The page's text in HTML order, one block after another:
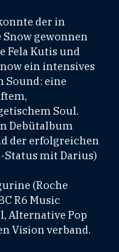
der in
gewonnen
Fela Kutis und
ein intensives
Sound: eine
Soul.
Debütalbum
der erfolgreichen
mit Darius)
(Roche
R6 Music
Alternative Pop
Vision verband.